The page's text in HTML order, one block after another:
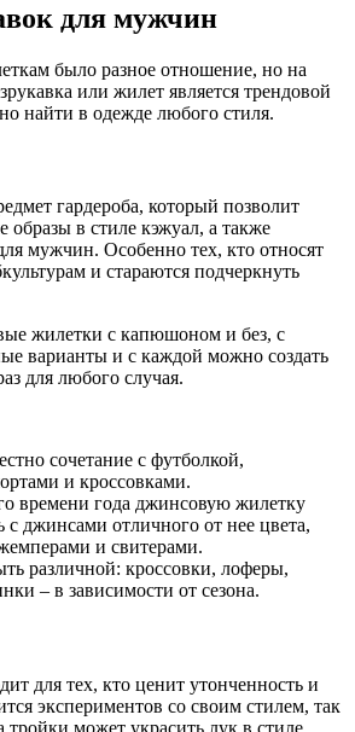
для мужчин
было разное отношение, но на
или жилет является трендовой
найти в одежде любого стиля.
гардероба, который позволит
образы в стиле кэжуал, а также
мужчин. Особенно тех, кто относят
и стараются подчеркнуть
жилетки с капюшоном и без, с
варианты и с каждой можно создать
для любого случая.
сочетание с футболкой,
и кроссовками.
времени года джинсовую жилетку
с джинсами отличного от нее цвета,
и свитерами.
различной: кроссовки, лоферы,
– в зависимости от сезона.
для тех, кто ценит утонченность и
экспериментов со своим стилем, так
тройки может украсить лук в стиле